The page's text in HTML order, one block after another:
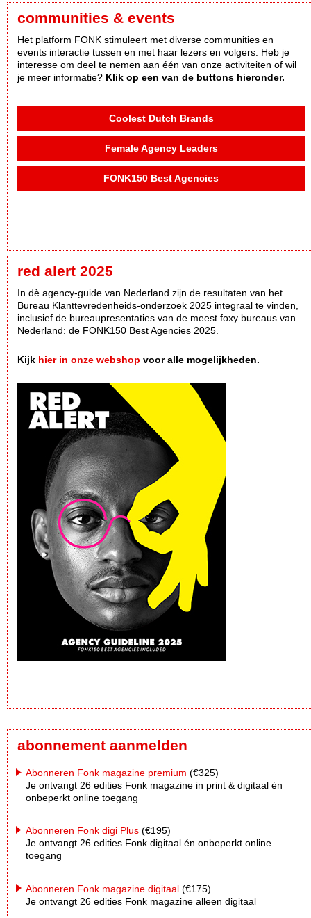
communities & events
Het platform FONK stimuleert met diverse communities en
events interactie tussen en met haar lezers en volgers. Heb je
interesse om deel te nemen aan één van onze activiteiten of wil
je meer informatie? Klik op een van de buttons hieronder.
Coolest Dutch Brands
Female Agency Leaders
FONK150 Best Agencies
red alert 2025
In dè agency-guide van Nederland zijn de resultaten van het
Bureau Klanttevredenheids-onderzoek 2025 integraal te vinden,
inclusief de bureaupresentaties van de meest foxy bureaus van
Nederland: de FONK150 Best Agencies 2025.
Kijk hier in onze webshop voor alle mogelijkheden.
abonnement aanmelden
Abonneren Fonk magazine premium (€325)
Je ontvangt 26 edities Fonk magazine in print & digitaal én
onbeperkt online toegang
Abonneren Fonk digi Plus (€195)
Je ontvangt 26 edities Fonk digitaal én onbeperkt online
toegang
Abonneren Fonk magazine digitaal (€175)
Je ontvangt 26 edities Fonk magazine alleen digitaal